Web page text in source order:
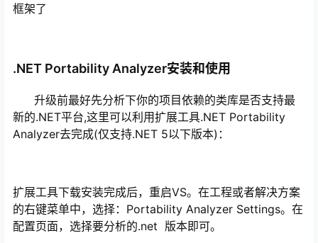
框架了
.NET Portability Analyzer安装和使用
升级前最好先分析下你的项目依赖的类库是否支持最
新的.NET平台,这里可以利用扩展工具.NET Portability
Analyzer去完成(仅支持.NET 5以下版本)：
扩展工具下载安装完成后，重启VS。在工程或者解决方案
的右键菜单中，选择：Portability Analyzer Settings。在
配置页面，选择要分析的.net 版本即可。